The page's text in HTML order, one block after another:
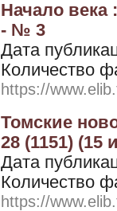
Начало века
- № 3
Дата
Количество
https://
Томские
28 (1151) (15
Дата
Количество
https://